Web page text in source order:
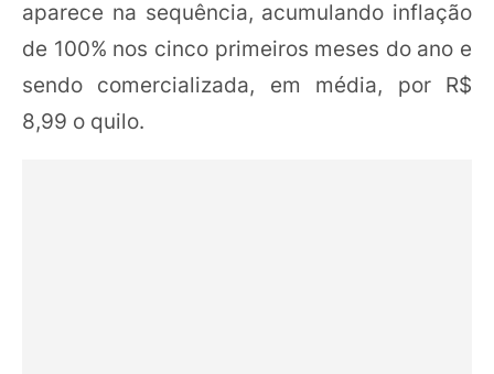
aparece na sequência, acumulando inflação
de 100% nos cinco primeiros meses do ano e
sendo comercializada, em média, por R$
8,99 o quilo.